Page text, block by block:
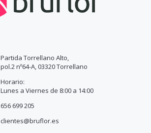
Partida Torrellano Alto,
pol.2 nº64-A, 03320 Torrellano
Horario:
Lunes a Viernes de 8:00 a 14:00
656 699 205
clientes@bruflor.es